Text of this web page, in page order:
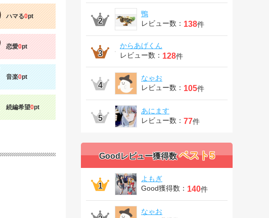
ハマる0pt
恋愛0pt
音楽0pt
続編希望0pt
鴨
レビュー数： 138件
からあげくん
レビュー数： 128件
なゃお
レビュー数： 105件
あにます
レビュー数： 77件
Goodレビュー獲得数ベスト5
よもぎ
Good獲得数： 140件
なゃお